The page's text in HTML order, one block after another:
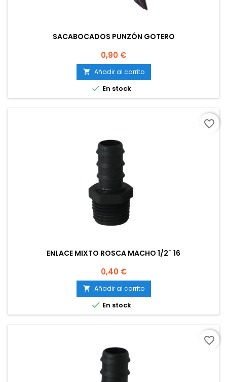
SACABOCADOS PUNZÓN GOTERO
Precio
0,90 €
 Añadir al carrito
 En stock
ENLACE MIXTO ROSCA MACHO 1/2¨ 16
Precio
0,40 €
 Añadir al carrito
 En stock
favorite_border
favorite_border